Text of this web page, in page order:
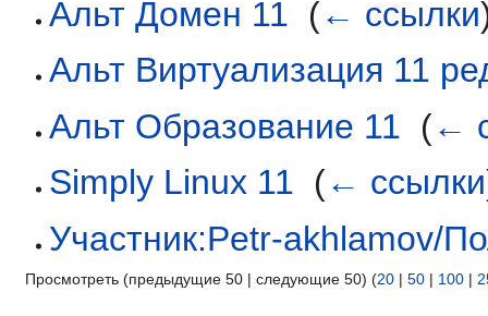
Альт Домен 11 (← ссылки
Альт Виртуализация 11
Альт Образование 11 (←
Simply Linux 11 (← ссылки
Участник:Petr-akhlamov/
Просмотреть (предыдущие 50 | следующие 50) (20 | 50 | 100 |